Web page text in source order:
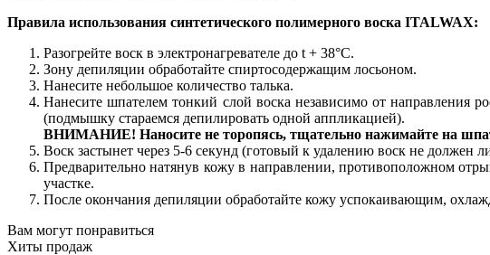
Правила использования синтетического полимерного воска ITALWAX:
Разогрейте воск в электронагревателе до t + 38°С.
Зону депиляции обработайте спиртосодержащим лосьоном.
Нанесите небольшое количество талька.
Нанесите шпателем тонкий слой воска независимо от направления
(подмышку стараемся депилировать одной аппликацией).
ВНИМАНИЕ! Наносите не торопясь, тщательно нажимайте на
Воск застынет через 5-6 секунд (готовый к удалению воск не должен
Предварительно натянув кожу в направлении, противоположном
участке.
После окончания депиляции обработайте кожу успокаивающим,
Вам могут понравиться
Хиты продаж